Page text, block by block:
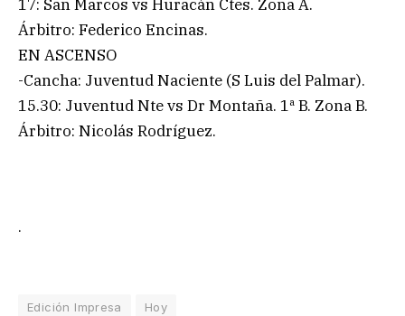
17: San Marcos vs Huracán Ctes. Zona A.
Árbitro: Federico Encinas.
EN ASCENSO
-Cancha: Juventud Naciente (S Luis del Palmar).
15.30: Juventud Nte vs Dr Montaña. 1ª B. Zona B.
Árbitro: Nicolás Rodríguez.
.
Edición Impresa Hoy